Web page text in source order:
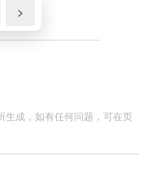
>
生成，如有任何问题，可在页